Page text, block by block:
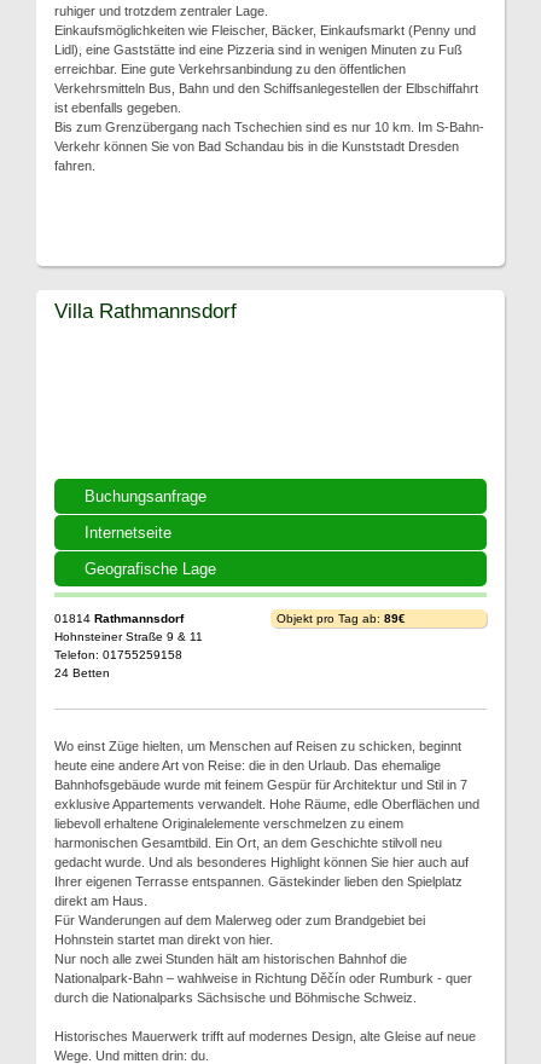
ruhiger und trotzdem zentraler Lage.
Einkaufsmöglichkeiten wie Fleischer, Bäcker, Einkaufsmarkt (Penny und
Lidl), eine Gaststätte ind eine Pizzeria sind in wenigen Minuten zu Fuß
erreichbar. Eine gute Verkehrsanbindung zu den öffentlichen
Verkehrsmitteln Bus, Bahn und den Schiffsanlegestellen der Elbschiffahrt
ist ebenfalls gegeben.
Bis zum Grenzübergang nach Tschechien sind es nur 10 km. Im S-Bahn-
Verkehr können Sie von Bad Schandau bis in die Kunststadt Dresden
fahren.
Buchungsanfrage
Internetseite
Geografische Lage
Villa Rathmannsdorf
01814 Rathmannsdorf
Hohnsteiner Straße 9 & 11
Telefon: 01755259158
24 Betten
Objekt pro Tag ab: 89€
Wo einst Züge hielten, um Menschen auf Reisen zu schicken, beginnt
heute eine andere Art von Reise: die in den Urlaub. Das ehemalige
Bahnhofsgebäude wurde mit feinem Gespür für Architektur und Stil in 7
exklusive Appartements verwandelt. Hohe Räume, edle Oberflächen und
liebevoll erhaltene Originalelemente verschmelzen zu einem
harmonischen Gesamtbild. Ein Ort, an dem Geschichte stilvoll neu
gedacht wurde. Und als besonderes Highlight können Sie hier auch auf
Ihrer eigenen Terrasse entspannen. Gästekinder lieben den Spielplatz
direkt am Haus.
Für Wanderungen auf dem Malerweg oder zum Brandgebiet bei
Hohnstein startet man direkt von hier.
Nur noch alle zwei Stunden hält am historischen Bahnhof die
Nationalpark-Bahn – wahlweise in Richtung Děčín oder Rumburk - quer
durch die Nationalparks Sächsische und Böhmische Schweiz.
Historisches Mauerwerk trifft auf modernes Design, alte Gleise auf neue
Wege. Und mitten drin: du.